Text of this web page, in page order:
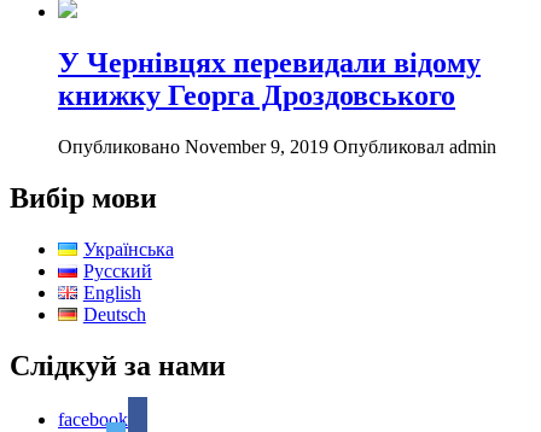
У Чернівцях перевидали відому
книжку Георга Дроздовського
Опубликовано November 9, 2019 Опубликовал admin
Вибір мови
Українська
Русский
English
Deutsch
Слідкуй за нами
facebook